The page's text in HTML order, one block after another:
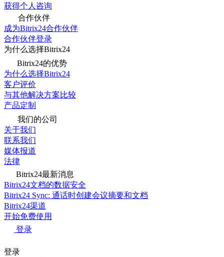
获得个人咨询
合作伙伴
成为Bitrix24合作伙伴
合作伙伴登录
为什么选择Bitrix24
Bitrix24的优势
为什么选择Bitrix24
客户评价
与其他解决方案比较
产品定制
我们的公司
关于我们
联系我们
媒体报道
法律
Bitrix24最新消息
Bitrix24文档的数据安全
Bitrix24 Sync: 通话时创建会议摘要和文档
Bitrix24渠道
开始免费使用
登录
登录